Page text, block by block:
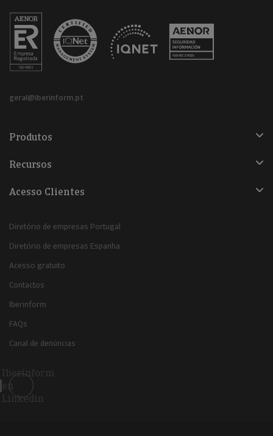
geral@iberinform.pt
Produtos
Recursos
Acesso Clientes
Diretório de empresas Portugal
Diretório de empresas Espanha
Acesso gratuito
Contactos
Iberinform
FAQs
Canal de denúncias
Iberinform
en
Linkedin